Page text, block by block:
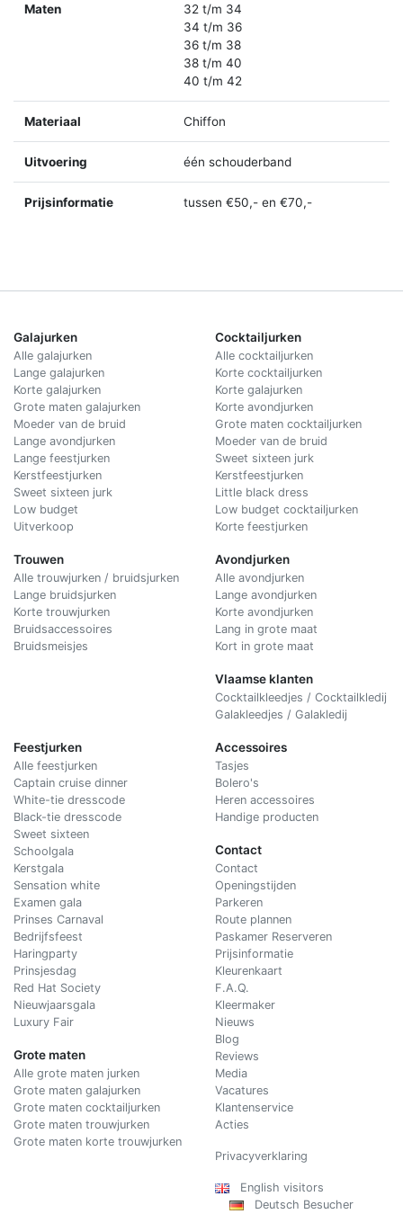
Maten
32 t/m 34
34 t/m 36
36 t/m 38
38 t/m 40
40 t/m 42
Materiaal Chiffon
Uitvoering één schouderband
Prijsinformatie tussen €50,- en €70,-
Galajurken
Alle galajurken
Lange galajurken
Korte galajurken
Grote maten galajurken
Moeder van de bruid
Lange avondjurken
Lange feestjurken
Kerstfeestjurken
Sweet sixteen jurk
Low budget
Uitverkoop
Trouwen
Alle trouwjurken / bruidsjurken
Lange bruidsjurken
Korte trouwjurken
Bruidsaccessoires
Bruidsmeisjes
Cocktailjurken
Alle cocktailjurken
Korte cocktailjurken
Korte galajurken
Korte avondjurken
Grote maten cocktailjurken
Moeder van de bruid
Sweet sixteen jurk
Kerstfeestjurken
Little black dress
Low budget cocktailjurken
Korte feestjurken
Avondjurken
Alle avondjurken
Lange avondjurken
Korte avondjurken
Lang in grote maat
Kort in grote maat
Vlaamse klanten
Cocktailkleedjes / Cocktailkledij
Galakleedjes / Galakledij
Feestjurken
Alle feestjurken
Captain cruise dinner
White-tie dresscode
Black-tie dresscode
Sweet sixteen
Schoolgala
Kerstgala
Sensation white
Examen gala
Prinses Carnaval
Bedrijfsfeest
Haringparty
Prinsjesdag
Red Hat Society
Nieuwjaarsgala
Luxury Fair
Grote maten
Alle grote maten jurken
Grote maten galajurken
Grote maten cocktailjurken
Grote maten trouwjurken
Grote maten korte trouwjurken
Accessoires
Tasjes
Bolero's
Heren accessoires
Handige producten
Contact
Contact
Openingstijden
Parkeren
Route plannen
Paskamer Reserveren
Prijsinformatie
Kleurenkaart
F.A.Q.
Kleermaker
Nieuws
Blog
Reviews
Media
Vacatures
Klantenservice
Acties
Privacyverklaring
English visitors
Deutsch Besucher